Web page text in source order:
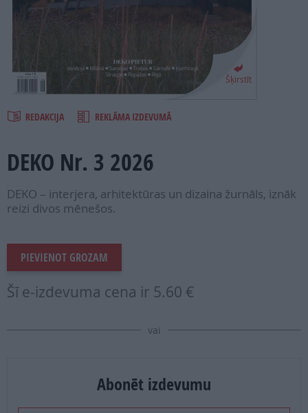
Šķirstīt
REDAKCIJA REKLĀMA IZDEVUMĀ
DEKO Nr. 3 2026
DEKO – interjera, arhitektūras un dizaina žurnāls, iznāk
reizi divos mēnešos.
PIEVIENOT GROZAM
Šī e-izdevuma cena ir 5.60 €
vai
Abonēt izdevumu